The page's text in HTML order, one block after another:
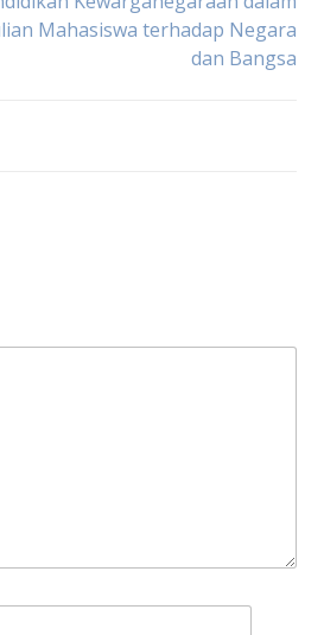
Mahasiswa terhadap Negara
dan Bangsa